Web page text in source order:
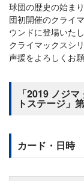
球団の歴史の始ま
団初開催のクライ
ウンドに登場いたし
クライマックスシ
声援をよろしくお
「2019 ノジ
トステージ」
カード・日時